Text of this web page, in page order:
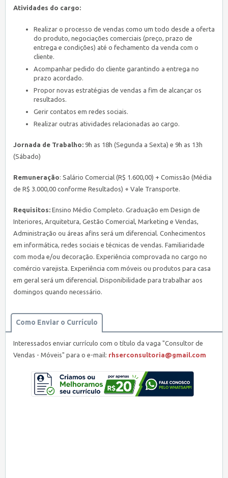
Atividades do cargo:
Realizar o processo de vendas como um todo desde a oferta
do produto, negociações comerciais (preço, prazo de
entrega e condições) até o fechamento da venda com o
cliente.
Acompanhar pedido do cliente garantindo a entrega no
prazo acordado.
Propor novas estratégias de vendas a fim de alcançar os
resultados.
Gerir contatos em redes sociais.
Realizar outras atividades relacionadas ao cargo.
Jornada de Trabalho: 9h as 18h (Segunda a Sexta) e 9h as 13h
(Sábado)
Remuneração: Salário Comercial (R$ 1.600,00) + Comissão (Média
de R$ 3.000,00 conforme Resultados) + Vale Transporte.
Requisitos: Ensino Médio Completo. Graduação em Design de
Interiores, Arquitetura, Gestão Comercial, Marketing e Vendas,
Administração ou áreas afins será um diferencial. Conhecimentos
em informática, redes sociais e técnicas de vendas. Familiaridade
com moda e/ou decoração. Experiência comprovada no cargo no
comércio varejista. Experiência com móveis ou produtos para casa
em geral será um diferencial. Disponibilidade para trabalhar aos
domingos quando necessário.
Como Enviar o Currículo
Interessados enviar currículo com o título da vaga "Consultor de
Vendas - Móveis" para o e-mail: rhserconsultoria@gmail.com